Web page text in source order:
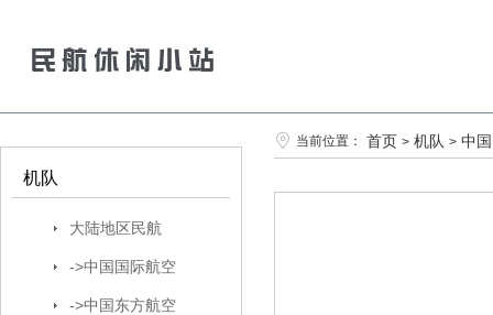
机队
大陆地区民航
->中国国际航空
->中国东方航空
当前位置： 首页 > 机队 > 中